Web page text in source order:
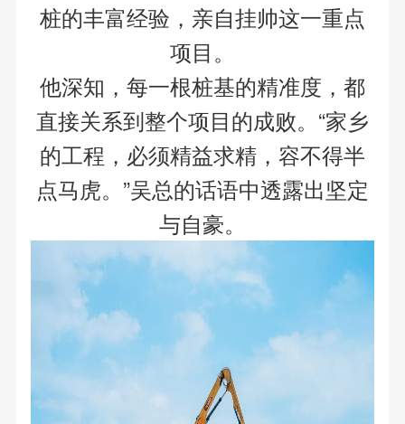
桩的丰富经验，亲自挂帅这一重点
项目。
他深知，每一根桩基的精准度，都
直接关系到整个项目的成败。“家乡
的工程，必须精益求精，容不得半
点马虎。”吴总的话语中透露出坚定
与自豪。